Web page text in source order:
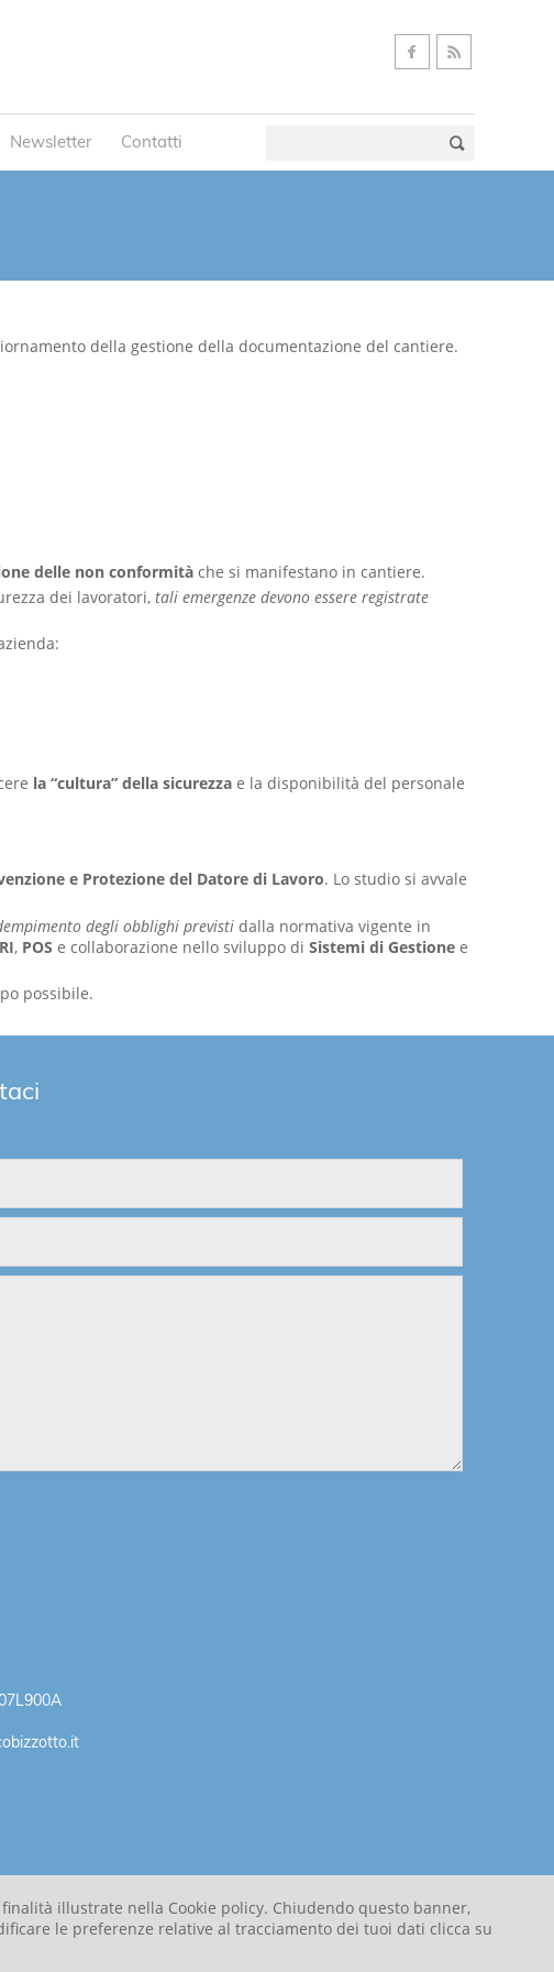
Newsletter Contatti
della gestione della documentazione del cantiere.
delle non conformità che si manifestano in cantiere.
dei lavoratori, tali emergenze devono essere registrate
la “cultura” della sicurezza e la disponibilità del personale
e Protezione del Datore di Lavoro. Lo studio si avvale
degli obblighi previsti dalla normativa vigente in
, POS e collaborazione nello sviluppo di Sistemi di Gestione e
possibile.
illustrate nella Cookie policy. Chiudendo questo banner,
le preferenze relative al tracciamento dei tuoi dati clicca su